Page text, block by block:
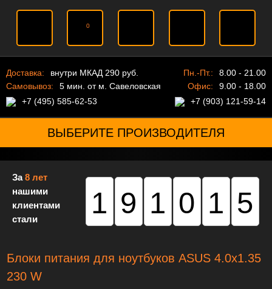
0
Доставка:
внутри МКАД 290 руб.
Самовывоз:
5 мин. от м. Савеловская
+7 (495) 585-62-53
Пн.-Пт.:
8.00 - 21.00
Офис:
9.00 - 18.00
+7 (903) 121-59-14
ВЫБЕРИТЕ ПРОИЗВОДИТЕЛЯ
За8 лет
нашими
клиентами
стали
191015
Блоки питания для ноутбуков ASUS 4.0x1.35
230 W